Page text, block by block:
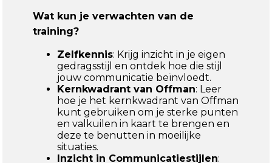
Wat kun je verwachten van de
training?
Zelfkennis: Krijg inzicht in je eigen
gedragsstijl en ontdek hoe die stijl
jouw communicatie beïnvloedt.
Kernkwadrant van Offman: Leer
hoe je het kernkwadrant van Offman
kunt gebruiken om je sterke punten
en valkuilen in kaart te brengen en
deze te benutten in moeilijke
situaties.
Inzicht in Communicatiestijlen: